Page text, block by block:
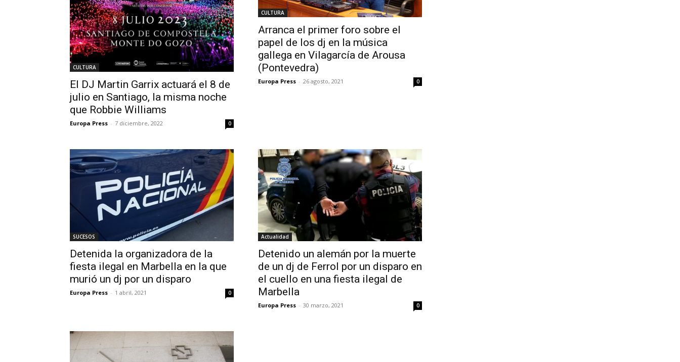
CULTURA
El DJ Martin Garrix actuará el 8 de
julio en Santiago, la misma noche
que Robbie Williams
Europa Press - 7 diciembre, 2022 0
CULTURA
Arranca el primer foro sobre el
papel de los dj en la música
gallega en Vilagarcía de Arousa
(Pontevedra)
Europa Press - 26 agosto, 2021 0
SUCESOS
Detenida la organizadora de la
fiesta ilegal en Marbella en la que
murió un dj por un disparo
Europa Press - 1 abril, 2021 0
Actualidad
Detenido un alemán por la muerte
de un dj de Ferrol por un disparo en
el cuello en una fiesta ilegal de
Marbella
Europa Press - 30 marzo, 2021 0